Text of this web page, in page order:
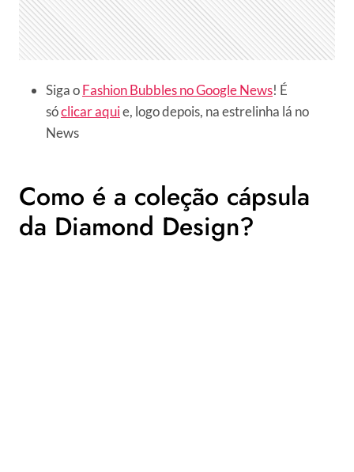
Siga oFashion Bubbles no Google News! É
sóclicar aquie, logo depois, na estrelinha lá no
News
Como é a coleção cápsula
da Diamond Design?